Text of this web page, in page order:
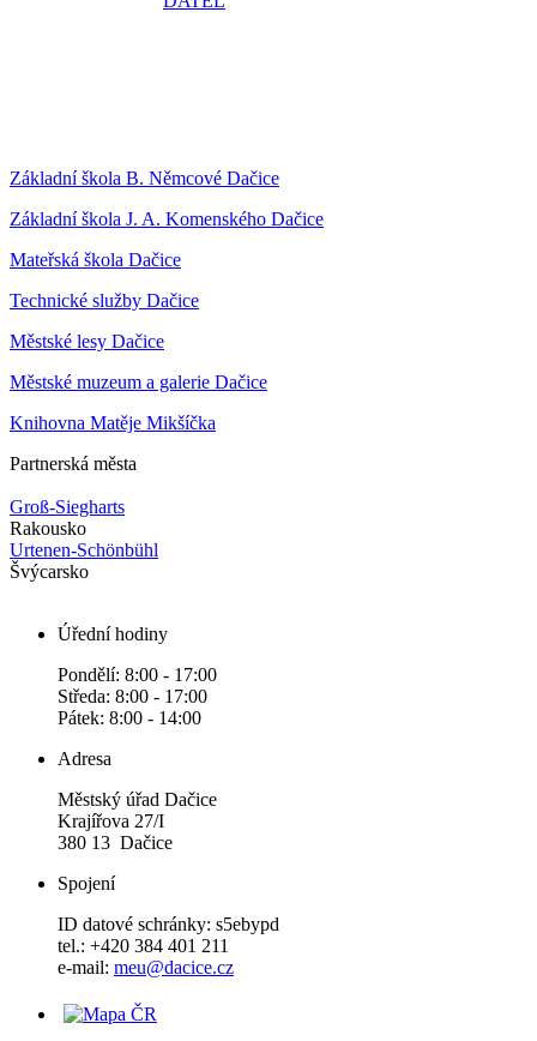
Základní škola B. Němcové Dačice
Základní škola J. A. Komenského Dačice
Mateřská škola Dačice
Technické služby Dačice
Městské lesy Dačice
Městské muzeum a galerie Dačice
Knihovna Matěje Mikšíčka
Partnerská města
Groß-Siegharts
Rakousko
Urtenen-Schönbühl
Švýcarsko
Úřední hodiny
Pondělí: 8:00 - 17:00
Středa: 8:00 - 17:00
Pátek: 8:00 - 14:00
Adresa
Městský úřad Dačice
Krajířova 27/I
380 13 Dačice
Spojení
ID datové schránky: s5ebypd
tel.: +420 384 401 211
e-mail: meu@dacice.cz